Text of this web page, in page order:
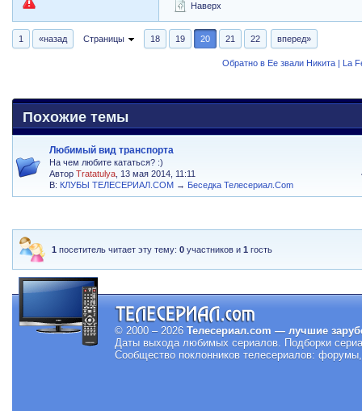
Наверх
1 «назад Страницы 18 19 20 21 22 вперед»
Обратно в Ее звали Никита | La
Похожие темы
Любимый вид транспорта
На чем любите кататься? :)
АвторTratatulya , 13 мая 2014, 11:11
В: КЛУБЫ ТЕЛЕСЕРИАЛ.COM → Беседка Телесериал.Com
1 посетитель читает эту тему:0 участников и1 гость
© 2000 – 2026 Телесериал.com — лучшие
Даты выхода любимых сериалов. Подборки
Сообщество поклонников телесериалов: